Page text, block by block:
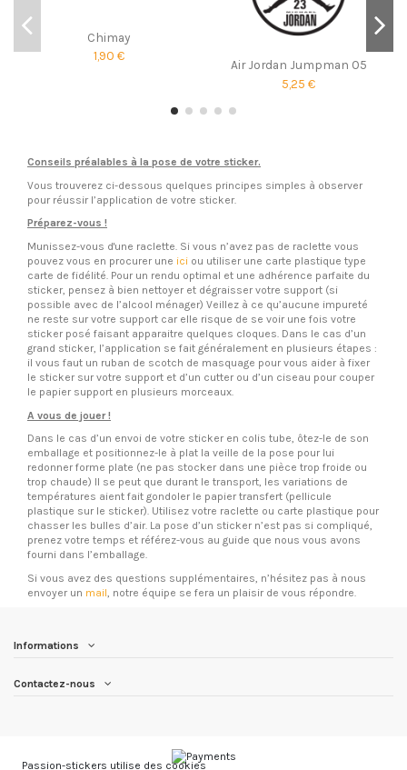
Chimay
1,90 €
Air Jordan Jumpman 05
5,25 €
Conseils préalables à la pose de votre sticker.
Vous trouverez ci-dessous quelques principes simples à observer
pour réussir l’application de votre sticker.
Préparez-vous !
Munissez-vous d'une raclette. Si vous n’avez pas de raclette vous
pouvez vous en procurer une ici ou utiliser une carte plastique type
carte de fidélité. Pour un rendu optimal et une adhérence parfaite du
sticker, pensez à bien nettoyer et dégraisser votre support (si
possible avec de l’alcool ménager) Veillez à ce qu’aucune impureté
ne reste sur votre support car elle risque de se voir une fois votre
sticker posé faisant apparaitre quelques cloques. Dans le cas d’un
grand sticker, l’application se fait généralement en plusieurs étapes :
il vous faut un ruban de scotch de masquage pour vous aider à fixer
le sticker sur votre support et d’un cutter ou d’un ciseau pour couper
le papier support en plusieurs morceaux.
A vous de jouer !
Dans le cas d’un envoi de votre sticker en colis tube, ôtez-le de son
emballage et positionnez-le à plat la veille de la pose pour lui
redonner forme plate (ne pas stocker dans une pièce trop froide ou
trop chaude) Il se peut que durant le transport, les variations de
températures aient fait gondoler le papier transfert (pellicule
plastique sur le sticker). Utilisez votre raclette ou carte plastique pour
chasser les bulles d’air. La pose d’un sticker n’est pas si compliqué,
prenez votre temps et référez-vous au guide que nous vous avons
fourni dans l’emballage.
Si vous avez des questions supplémentaires, n’hésitez pas à nous
envoyer un mail , notre équipe se fera un plaisir de vous répondre.
Informations
Contactez-nous
Passion-stickers utilise des cookies